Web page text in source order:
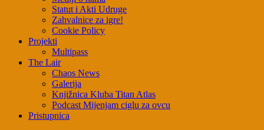
Statut i Akti Udruge
Zahvalnice za igre!
Cookie Policy
Projekti
Multipass
The Lair
Chaos News
Galerija
Knjižnica Kluba Titan Atlas
Podcast Mijenjam ciglu za ovcu
Pristupnica